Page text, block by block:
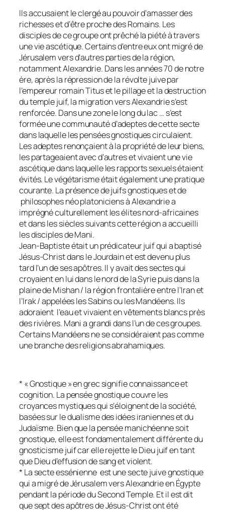
Ils accusaient le clergé au pouvoir d’amasser des
richesses et d’être proche des Romains. Les
disciples de ce groupe ont prêché la piété à travers
une vie ascétique. Certains d’entre eux ont migré de
Jérusalem vers d’autres parties de la région,
notamment Alexandrie. Dans les années 70 de notre
ère, après la répression de la révolte juive par
l’empereur romain Titus et le pillage et la destruction
du temple juif, la migration vers Alexandrie s’est
renforcée. Dans une zone le long du lac … s’est
formée une communauté d’adeptes de cette secte
dans laquelle les pensées gnostiques circulaient.
Les adeptes renonçaient à la propriété de leur biens,
les partageaient avec d’autres et vivaient une vie
ascétique dans laquelle les rapports sexuels étaient
évités. Le végétarisme était également une pratique
courante. La présence de juifs gnostiques et de
philosophes néo platoniciens à Alexandrie a
imprégné culturellement les élites nord-africaines
et dans les siècles suivants cette région a accueilli
les disciples de Mani.
Jean-Baptiste était un prédicateur juif qui a baptisé
Jésus-Christ dans le Jourdain et est devenu plus
tard l’un de ses apôtres. Il y avait des sectes qui
croyaient en lui dans le nord de la Syrie puis dans la
plaine de Mishan / la région frontalière entre l’Iran et
l’Irak / appelées les Sabins ou les Mandéens. Ils
adoraient l’eau et vivaient en vêtements blancs près
des rivières. Mani a grandi dans l’un de ces groupes.
Certains Mandéens ne se considéraient pas comme
une branche des religions abrahamiques.
* « Gnostique » en grec signifie connaissance et
cognition. La pensée gnostique couvre les
croyances mystiques qui s’éloignent de la société,
basées sur le dualisme des idées iraniennes et du
Judaïsme. Bien que la pensée manichéenne soit
gnostique, elle est fondamentalement différente du
gnosticisme juif car elle rejette le Dieu juif en tant
que Dieu d’effusion de sang et violent.
* La secte essénienne est une secte juive gnostique
qui a migré de Jérusalem vers Alexandrie en Égypte
pendant la période du Second Temple. Et il est dit
que sept des apôtres de Jésus-Christ ont été